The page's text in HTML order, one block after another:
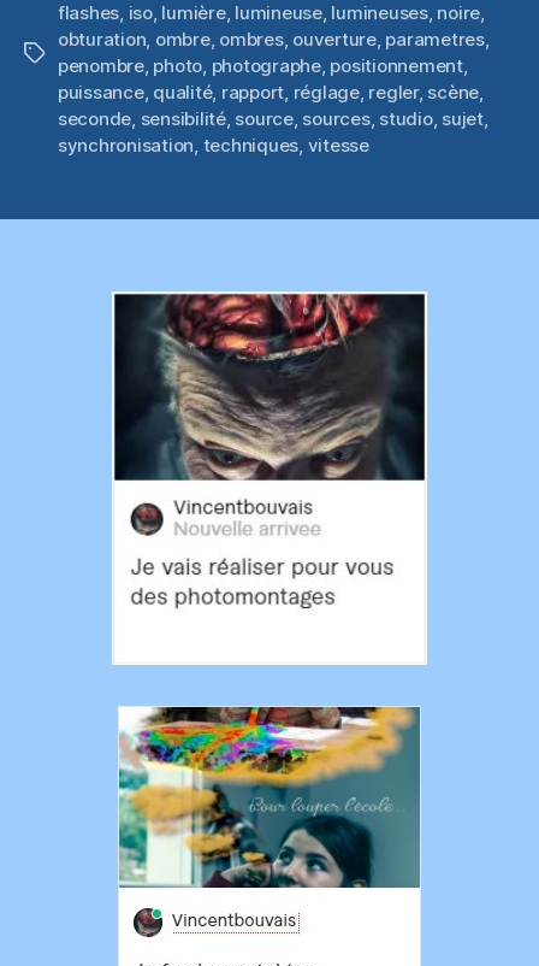
Étiquettes
flashes, iso, lumière, lumineuse, lumineuses, noire,
obturation, ombre, ombres, ouverture, parametres,
penombre, photo, photographe, positionnement,
puissance, qualité, rapport, réglage, regler, scène,
seconde, sensibilité, source, sources, studio, sujet,
synchronisation, techniques, vitesse